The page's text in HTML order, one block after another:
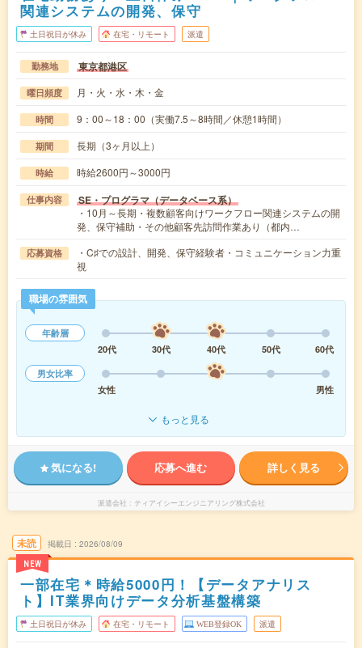
関連システムの開発、保守
土日祝日が休み 在宅・リモート 派遣
勤務地 東京都港区
曜日頻度 月・火・水・木・金
時間 9：00～18：00（実働7.5～8時間／休憩1時間）
期間 長期（3ヶ月以上）
時給 時給2600円～3000円
仕事内容 SE・プログラマ（データベース系）
・10月～長期・複数顧客向けワークフロー関連システムの開
発、保守補助・その他顧客先訪問作業あり（都内…
応募資格
・C♯での設計、開発、保守経験者・コミュニケーション力重
視
職場の雰囲気
年齢層
20代
30代 40代 50代
60代
男女比率
女性
男性
もっと見る
気になる! 応募へ進む 詳しく見る
派遣会社 ティアイシーエンジニアリング株式会社
未読
NEW
掲載日 2026/08/09
一部在宅＊時給5000円！【データアナリス
ト】IT業界向けデータ分析基盤構築
土日祝日が休み 在宅・リモート WEB登録OK 派遣